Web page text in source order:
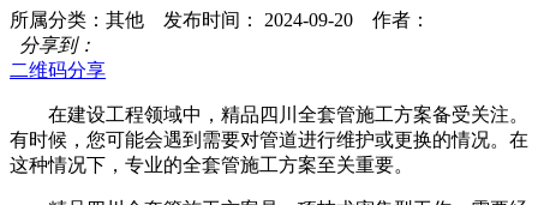
所属分类：其他 发布时间： 2024-09-20 作者：
分享到：
二维码分享
在建设工程领域中，精品四川全套管施工方案备受关注。
有时候，您可能会遇到需要对管道进行维护或更换的情况。在
这种情况下，专业的全套管施工方案至关重要。